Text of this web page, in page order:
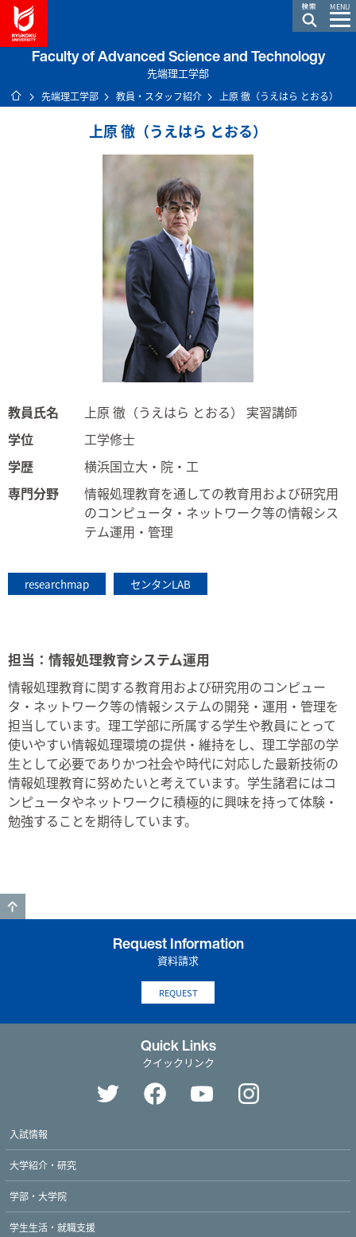
MENU
Faculty of Advanced Science and Technology
先端理工学部
ホーム
先端理工学部 教員・スタッフ紹介 上原 徹（うえはら とおる）
上原 徹（うえはら とおる）
教員氏名
上原 徹（うえはら とおる） 実習講師
学位
工学修士
学歴
横浜国立大・院・工
専門分野
情報処理教育を通しての教育用および研究用
のコンピュータ・ネットワーク等の情報シス
テム運用・管理
researchmap センタンLAB
担当：情報処理教育システム運用
情報処理教育に関する教育用および研究用のコンピュー
タ・ネットワーク等の情報システムの開発・運用・管理を
担当しています。理工学部に所属する学生や教員にとって
使いやすい情報処理環境の提供・維持をし、理工学部の学
生として必要でありかつ社会や時代に対応した最新技術の
情報処理教育に努めたいと考えています。学生諸君にはコ
ンピュータやネットワークに積極的に興味を持って体験・
勉強することを期待しています。
Request Information
資料請求
REQUEST
Quick Links
クイックリンク
入試情報
大学紹介・研究
学部・大学院
学生生活・就職支援